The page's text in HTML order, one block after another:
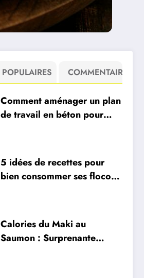
POPULAIRES COMMENTAIRE
Comment aménager un plan
de travail en béton pour
?
5 idées de recettes pour
bien consommer ses flocons
Calories du Maki au
Saumon : Surprenante